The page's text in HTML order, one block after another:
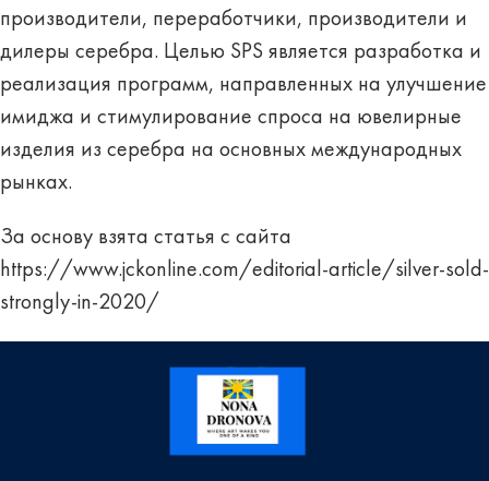
производители, переработчики, производители и
дилеры серебра. Целью SPS является разработка и
реализация программ, направленных на улучшение
имиджа и стимулирование спроса на ювелирные
изделия из серебра на основных международных
рынках.
За основу взята статья с сайта
https://www.jckonline.com/editorial-article/silver-sold-
strongly-in-2020/